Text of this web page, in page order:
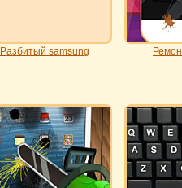
Разбитый samsung